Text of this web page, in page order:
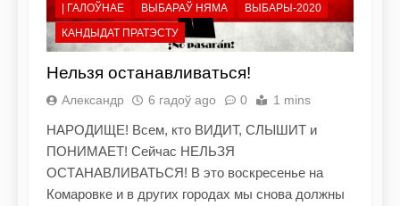
| ГАЛОЎНАЕ ВЫБАРАЎ НЯМА
ВЫБАРЫ-2020
КАНДЫДАТ ПРАТЭСТУ
Нельзя останавливаться!
Александр 6 гадоў ago 0 1 mins
НАРОДИЩЕ! Всем, кто ВИДИТ, СЛЫШИТ и
ПОНИМАЕТ! Сейчас НЕЛЬЗЯ
ОСТАНАВЛИВАТЬСЯ! В это воскресенье на
Комаровке и в других городах мы снова должны